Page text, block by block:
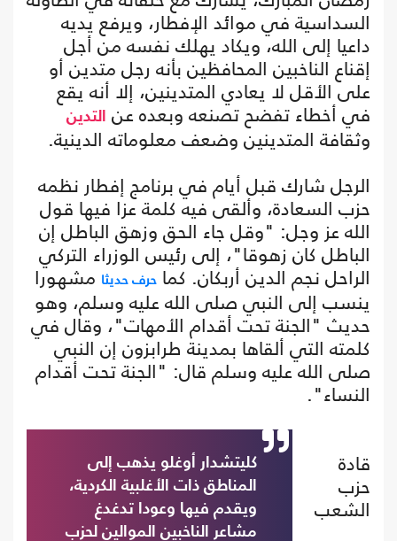
السداسية في موائد الإفطار، ويرفع يديه
داعيا إلى الله، ويكاد يهلك نفسه من أجل
إقناع الناخبين المحافظين بأنه رجل متدين أو
على الأقل لا يعادي المتدينين، إلا أنه يقع
في أخطاء تفضح تصنعه وبعده عن التدين
وثقافة المتدينين وضعف معلوماته الدينية.
الرجل شارك قبل أيام في برنامج إفطار نظمه
حزب السعادة، وألقى فيه كلمة عزا فيها قول
الله عز وجل: "وقل جاء الحق وزهق الباطل إن
الباطل كان زهوقا"، إلى رئيس الوزراء التركي
الراحل نجم الدين أربكان. كما حرف حديثا مشهورا
ينسب إلى النبي صلى الله عليه وسلم، وهو
حديث "الجنة تحت أقدام الأمهات"، وقال في
كلمته التي ألقاها بمدينة طرابزون إن النبي
صلى الله عليه وسلم قال: "الجنة تحت أقدام
النساء".
كليتشدار أوغلو يذهب إلى
المناطق ذات الأغلبية الكردية،
ويقدم فيها وعودا تدغدغ
مشاعر الناخبين الموالين لحزب
قادة
حزب
الشعب